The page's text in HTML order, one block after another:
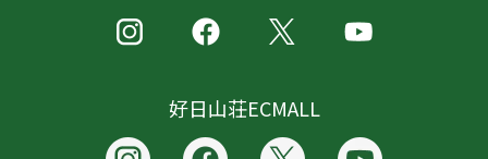
好日山荘ECMALL